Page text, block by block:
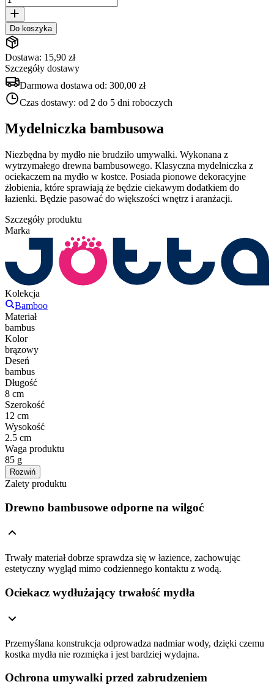
Do koszyka
Dostawa: 15,90 zł
Szczegóły dostawy
Darmowa dostawa od: 300,00 zł
Czas dostawy: od 2 do 5 dni roboczych
Mydelniczka bambusowa
Niezbędna by mydło nie brudziło umywalki. Wykonana z
wytrzymałego drewna bambusowego. Klasyczna mydelniczka z
ociekaczem na mydło w kostce. Posiada pionowe dekoracyjne
żłobienia, które sprawiają że będzie ciekawym dodatkiem do
łazienki. Będzie pasować do większości wnętrz i aranżacji.
Szczegóły produktu
Marka
Kolekcja
Bamboo
Materiał
bambus
Kolor
brązowy
Deseń
bambus
Długość
8 cm
Szerokość
12 cm
Wysokość
2.5 cm
Waga produktu
85 g
Rozwiń
Zalety produktu
Drewno bambusowe odporne na wilgoć
Trwały materiał dobrze sprawdza się w łazience, zachowując
estetyczny wygląd mimo codziennego kontaktu z wodą.
Ociekacz wydłużający trwałość mydła
Przemyślana konstrukcja odprowadza nadmiar wody, dzięki czemu
kostka mydła nie rozmięka i jest bardziej wydajna.
Ochrona umywalki przed zabrudzeniem